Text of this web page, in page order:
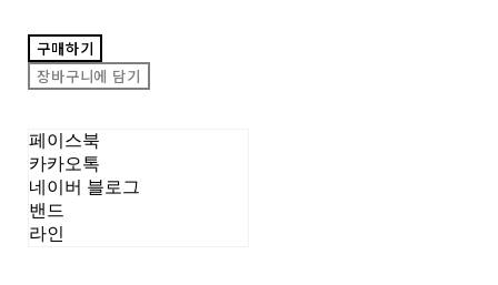
구매하기
장바구니에 담기
페이스북
카카오톡
네이버 블로그
밴드
라인